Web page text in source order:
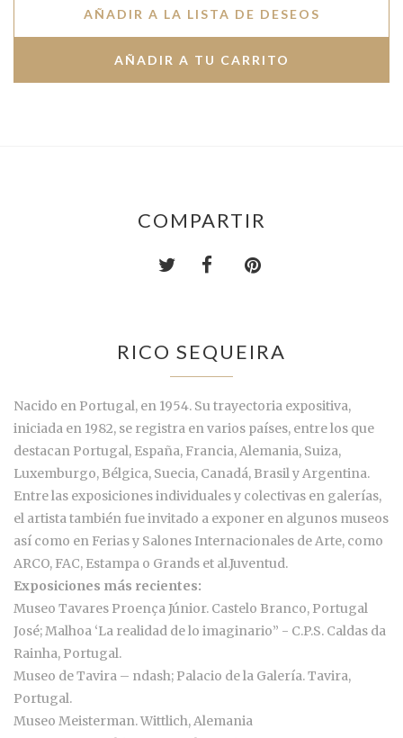
AÑADIR A LA LISTA DE DESEOS
COMPARTIR
RICO SEQUEIRA
Nacido en Portugal, en 1954. Su trayectoria expositiva,
iniciada en 1982, se registra en varios países, entre los que
destacan Portugal, España, Francia, Alemania, Suiza,
Luxemburgo, Bélgica, Suecia, Canadá, Brasil y Argentina.
Entre las exposiciones individuales y colectivas en galerías,
el artista también fue invitado a exponer en algunos museos
así como en Ferias y Salones Internacionales de Arte, como
ARCO, FAC, Estampa o Grands et al.Juventud.
Exposiciones más recientes:
Museo Tavares Proença Júnior. Castelo Branco, Portugal
José; Malhoa ‘La realidad de lo imaginario” - C.P.S. Caldas da
Rainha, Portugal.
Museo de Tavira – ndash; Palacio de la Galería. Tavira,
Portugal.
Museo Meisterman. Wittlich, Alemania